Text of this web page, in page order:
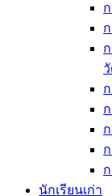
นักเรียนเก่า